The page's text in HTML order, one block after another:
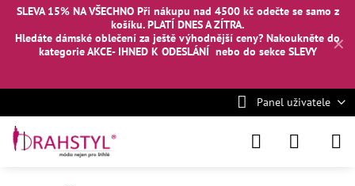
✕
SLEVA 15% NA VŠECHNO Při nákupu nad 4500 kč odečte se samo z
košíku. PLATÍ DNES A ZÍTRA.
Hledáte dámské oblečení za ještě výhodnější ceny? Nakoukněte do
kategorie AKCE- IHNED K ODESLÁNÍ nebo do sekce SLEVY
Panel uživatele